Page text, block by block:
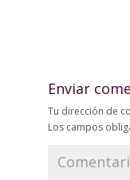
Enviar
Tu dirección de
Los campos